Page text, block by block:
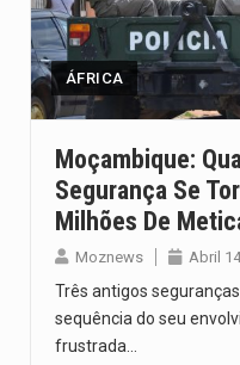
ÁFRICA
Moçambique:
Segurança Se
Milhões De
Moznews Abril
Três antigos
sequência do seu
frustrada…